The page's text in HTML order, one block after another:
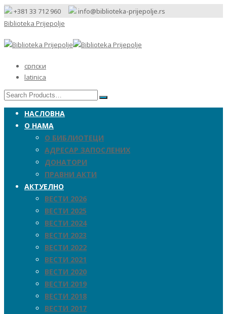
+381 33 712 960
info@biblioteka-prijepolje.rs
Biblioteka Prijepolje
српски
latinica
НАСЛОВНА
О НАМА
О БИБЛИОТЕЦИ
АДРЕСАР ЗАПОСЛЕНИХ
ДОНАТОРИ
ПРАВНИ АКТИ
АКТУЕЛНО
ВЕСТИ 2026
ВЕСТИ 2025
ВЕСТИ 2024
ВЕСТИ 2023
ВЕСТИ 2022
ВЕСТИ 2021
ВЕСТИ 2020
ВЕСТИ 2019
ВЕСТИ 2018
ВЕСТИ 2017